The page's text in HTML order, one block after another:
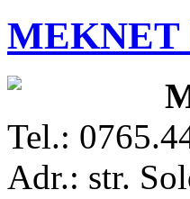
Tel.:
Adr.: str.